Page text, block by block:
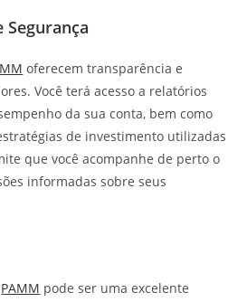
Segurança
oferecem transparência e
Você terá acesso a relatórios
da sua conta, bem como
de investimento utilizadas
que você acompanhe de perto o
informadas sobre seus
PAMM pode ser uma excelente